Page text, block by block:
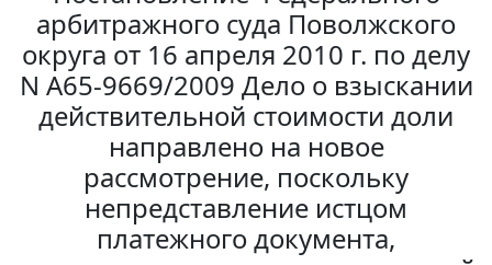
арбитражного суда Поволжского
округа от 16 апреля 2010 г. по делу
N А65-9669/2009 Дело о взыскании
действительной стоимости доли
направлено на новое
рассмотрение, поскольку
непредставление истцом
платежного документа,